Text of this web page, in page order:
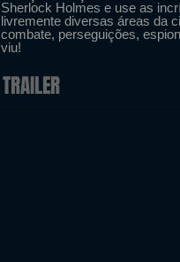
Sherlock Holmes e use as
livremente diversas áreas da
combate, perseguições,
viu!
TRAILER